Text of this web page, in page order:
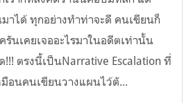
าได้ ทุกอย่างทำท่าจะดี คนเขียนก็
นเคยเจออะไรมาในอดีตเท่านั้น
ตรงนี้เป็นNarrative Escalation ที่
อนคนเขียนวางแผนไว้ตั...